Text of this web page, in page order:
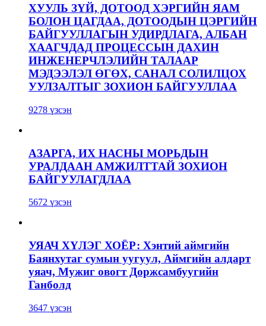
ХУУЛЬ ЗҮЙ, ДОТООД ХЭРГИЙН ЯАМ
БОЛОН ЦАГДАА, ДОТООДЫН ЦЭРГИЙН
БАЙГУУЛЛАГЫН УДИРДЛАГА, АЛБАН
ХААГЧДАД ПРОЦЕССЫН ДАХИН
ИНЖЕНЕРЧЛЭЛИЙН ТАЛААР
МЭДЭЭЛЭЛ ӨГӨХ, САНАЛ СОЛИЛЦОХ
УУЛЗАЛТЫГ ЗОХИОН БАЙГУУЛЛАА
9278 үзсэн
АЗАРГА, ИХ НАСНЫ МОРЬДЫН
УРАЛДААН АМЖИЛТТАЙ ЗОХИОН
БАЙГУУЛАГДЛАА
5672 үзсэн
УЯАЧ ХҮЛЭГ ХОЁР: Хэнтий аймгийн
Баянхутаг сумын уугуул, Аймгийн алдарт
уяач, Мужиг овогт Доржсамбуугийн
Ганболд
3647 үзсэн